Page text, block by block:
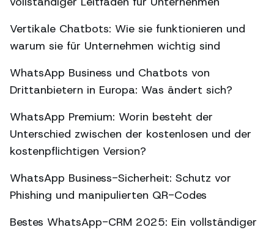
Vertikale Chatbots: Wie sie funktionieren und
warum sie für Unternehmen wichtig sind
WhatsApp Business und Chatbots von
Drittanbietern in Europa: Was ändert sich?
WhatsApp Premium: Worin besteht der
Unterschied zwischen der kostenlosen und der
kostenpflichtigen Version?
WhatsApp Business-Sicherheit: Schutz vor
Phishing und manipulierten QR-Codes
Bestes WhatsApp-CRM 2025: Ein vollständiger